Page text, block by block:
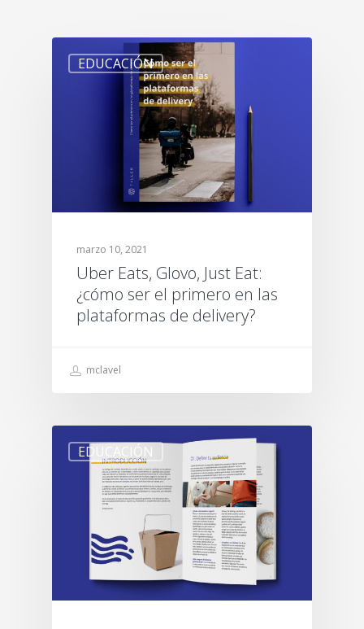
EDUCACIÓN
marzo 10, 2021
Uber Eats, Glovo, Just Eat:
¿cómo ser el primero en las
plataformas de delivery?
mclavel
EDUCACIÓN